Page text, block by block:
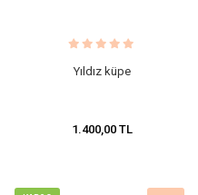
Yıldız küpe
1.400,00 TL